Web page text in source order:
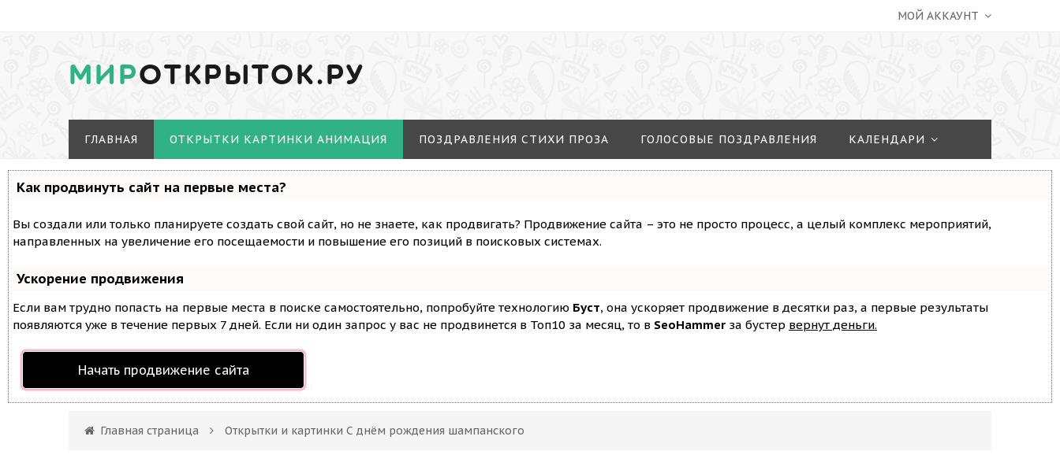
МОЙ АККАУНТ
МИРОТКРЫТОК.РУ
ГЛАВНАЯ ОТКРЫТКИ КАРТИНКИ АНИМАЦИЯ ПОЗДРАВЛЕНИЯ СТИХИ ПРОЗА ГОЛОСОВЫЕ ПОЗДРАВЛЕНИЯ КАЛЕНДАРИ
Как продвинуть сайт на первые места?
Вы создали или только планируете создать свой сайт, но не знаете, как продвигать? Продвижение сайта – это не просто процесс, а целый комплекс мероприятий,
направленных на увеличение его посещаемости и повышение его позиций в поисковых системах.
Ускорение продвижения
Если вам трудно попасть на первые места в поиске самостоятельно, попробуйте технологию Буст, она ускоряет продвижение в десятки раз, а первые результаты
появляются уже в течение первых 7 дней. Если ни один запрос у вас не продвинется в Топ10 за месяц, то в SeoHammer за бустер вернут деньги.
Начать продвижение сайта
Главная страница Открытки и картинки С днём рождения шампанского